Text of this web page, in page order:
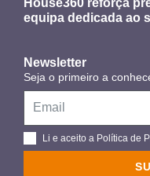
equipa dedicada ao
Newsletter
Seja o primeiro a
Li e aceito a Política de